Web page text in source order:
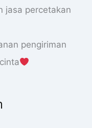
jasa percetakan
pengiriman